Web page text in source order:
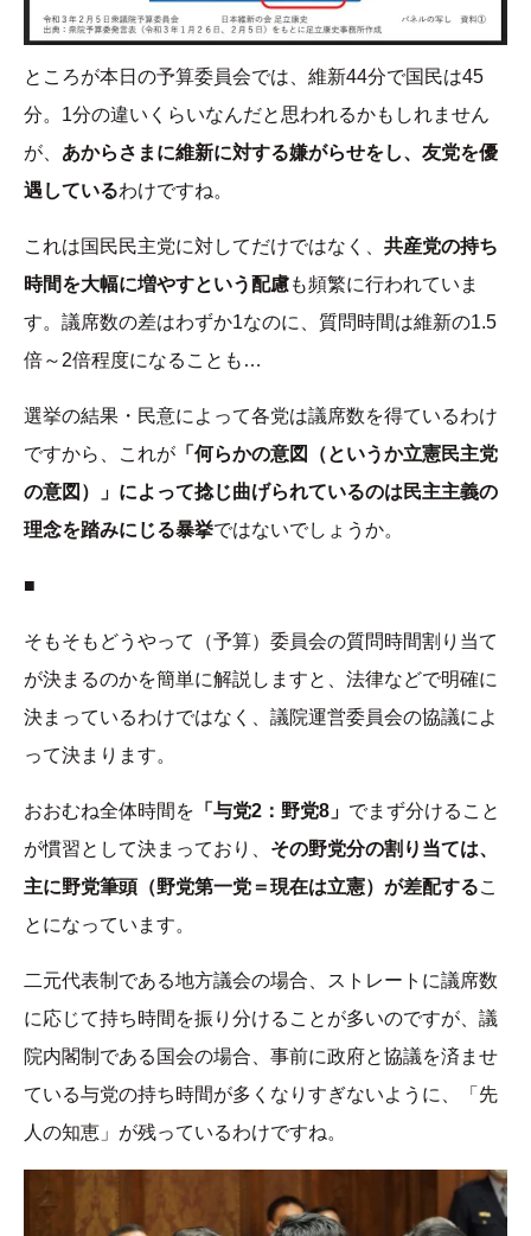
ところが本日の予算委員会では、維新44分で国民は45
分。1分の違いくらいなんだと思われるかもしれません
が、 あからさまに維新に対する嫌がらせをし、友党を優
遇しているわけですね。
これは国民民主党に対してだけではなく、 共産党の持ち
時間を大幅に増やすという配慮も頻繁に行われていま
す。議席数の差はわずか1なのに、質問時間は維新の1.5
倍～2倍程度になることも…
選挙の結果・民意によって各党は議席数を得ているわけ
ですから、これが 「何らかの意図（というか立憲民主党
の意図）」によって捻じ曲げられているのは民主主義の
理念を踏みにじる暴挙ではないでしょうか。
■
そもそもどうやって（予算）委員会の質問時間割り当て
が決まるのかを簡単に解説しますと、法律などで明確に
決まっているわけではなく、議院運営委員会の協議によ
って決まります。
おおむね全体時間を 「与党2：野党8」 でまず分けること
が慣習として決まっており、 その野党分の割り当ては、
主に野党筆頭（野党第一党＝現在は立憲）が差配するこ
とになっています。
二元代表制である地方議会の場合、ストレートに議席数
に応じて持ち時間を振り分けることが多いのですが、議
院内閣制である国会の場合、事前に政府と協議を済ませ
ている与党の持ち時間が多くなりすぎないように、「先
人の知恵」が残っているわけですね。